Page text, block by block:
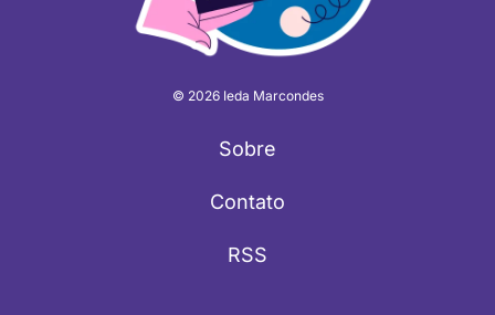
© 2026 Ieda Marcondes
Sobre
Contato
RSS